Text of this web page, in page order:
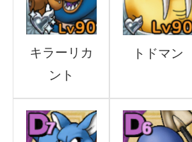
キラーリカ
ント
トドマン